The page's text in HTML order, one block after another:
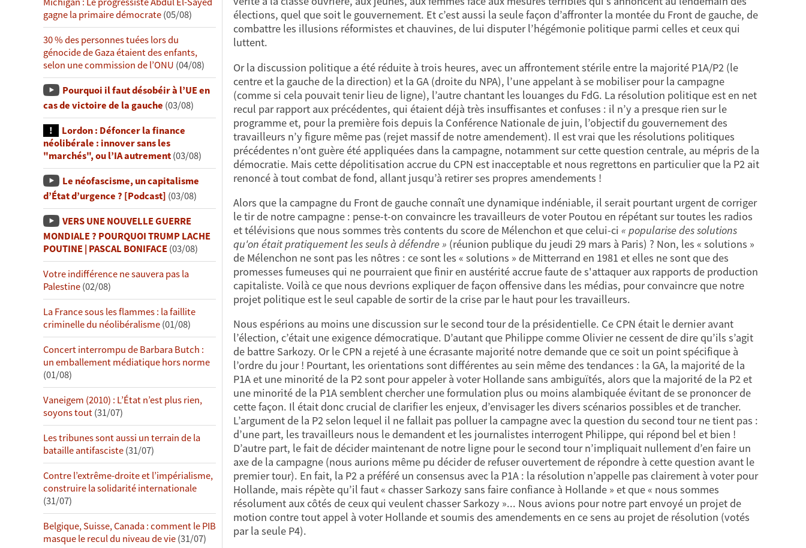
gagne la primaire démocrate(05/08)
30 % des personnes tuées lors du
génocide de Gaza étaient des enfants,
selon une commission de l’ONU (04/08)
Pourquoi il faut désobéir à l’UE en
cas de victoire de la gauche (03/08)
Lordon : Défoncer la finance
néolibérale : innover sans les
"marchés", ou l’IA autrement(03/08)
Le néofascisme, un capitalisme
d’État d’urgence ? [Podcast] (03/08)
VERS UNE NOUVELLE GUERRE
MONDIALE ? POURQUOI TRUMP LACHE
POUTINE | PASCAL BONIFACE(03/08)
Votre indifférence ne sauvera pas la
Palestine(02/08)
La France sous les flammes : la faillite
criminelle du néolibéralisme(01/08)
Concert interrompu de Barbara Butch :
un emballement médiatique hors norme
(01/08)
Vaneigem (2010) : L’État n’est plus rien,
soyons tout(31/07)
Les tribunes sont aussi un terrain de la
bataille antifasciste(31/07)
Contre l’extrême-droite et l’impérialisme,
construire la solidarité internationale
(31/07)
Belgique, Suisse, Canada : comment le PIB
masque le recul du niveau de vie(31/07)
élections, quel que soit le gouvernement. Et c’est aussi la seule façon d’affronter la montée du Front de gauche, de
combattre les illusions réformistes et chauvines, de lui disputer l’hégémonie politique parmi celles et ceux qui
luttent.
Or la discussion politique a été réduite à trois heures, avec un affrontement stérile entre la majorité P1A/P2 (le
centre et la gauche de la direction) et la GA (droite du NPA), l’une appelant à se mobiliser pour la campagne
(comme si cela pouvait tenir lieu de ligne), l’autre chantant les louanges du FdG. La résolution politique est en net
recul par rapport aux précédentes, qui étaient déjà très insuffisantes et confuses : il n’y a presque rien sur le
programme et, pour la première fois depuis la Conférence Nationale de juin, l’objectif du gouvernement des
travailleurs n’y figure même pas (rejet massif de notre amendement). Il est vrai que les résolutions politiques
précédentes n’ont guère été appliquées dans la campagne, notamment sur cette question centrale, au mépris de la
démocratie. Mais cette dépolitisation accrue du CPN est inacceptable et nous regrettons en particulier que la P2 ait
renoncé à tout combat de fond, allant jusqu’à retirer ses propres amendements !
Alors que la campagne du Front de gauche connaît une dynamique indéniable, il serait pourtant urgent de corriger
le tir de notre campagne : pense-t-on convaincre les travailleurs de voter Poutou en répétant sur toutes les radios
et télévisions que nous sommes très contents du score de Mélenchon et que celui-ci « popularise des solutions
qu'on était pratiquement les seuls à défendre » (réunion publique du jeudi 29 mars à Paris) ? Non, les « solutions »
de Mélenchon ne sont pas les nôtres : ce sont les « solutions » de Mitterrand en 1981 et elles ne sont que des
promesses fumeuses qui ne pourraient que finir en austérité accrue faute de s'attaquer aux rapports de production
capitaliste. Voilà ce que nous devrions expliquer de façon offensive dans les médias, pour convaincre que notre
projet politique est le seul capable de sortir de la crise par le haut pour les travailleurs.
Nous espérions au moins une discussion sur le second tour de la présidentielle. Ce CPN était le dernier avant
l’élection, c’était une exigence démocratique. D’autant que Philippe comme Olivier ne cessent de dire qu’ils s’agit
de battre Sarkozy. Or le CPN a rejeté à une écrasante majorité notre demande que ce soit un point spécifique à
l’ordre du jour ! Pourtant, les orientations sont différentes au sein même des tendances : la GA, la majorité de la
P1A et une minorité de la P2 sont pour appeler à voter Hollande sans ambiguïtés, alors que la majorité de la P2 et
une minorité de la P1A semblent chercher une formulation plus ou moins alambiquée évitant de se prononcer de
cette façon. Il était donc crucial de clarifier les enjeux, d’envisager les divers scénarios possibles et de trancher.
L’argument de la P2 selon lequel il ne fallait pas polluer la campagne avec la question du second tour ne tient pas :
d’une part, les travailleurs nous le demandent et les journalistes interrogent Philippe, qui répond bel et bien !
D’autre part, le fait de décider maintenant de notre ligne pour le second tour n’impliquait nullement d’en faire un
axe de la campagne (nous aurions même pu décider de refuser ouvertement de répondre à cette question avant le
premier tour). En fait, la P2 a préféré un consensus avec la P1A : la résolution n’appelle pas clairement à voter pour
Hollande, mais répète qu’il faut « chasser Sarkozy sans faire confiance à Hollande » et que « nous sommes
résolument aux côtés de ceux qui veulent chasser Sarkozy »... Nous avions pour notre part envoyé un projet de
motion contre tout appel à voter Hollande et soumis des amendements en ce sens au projet de résolution (votés
par la seule P4).